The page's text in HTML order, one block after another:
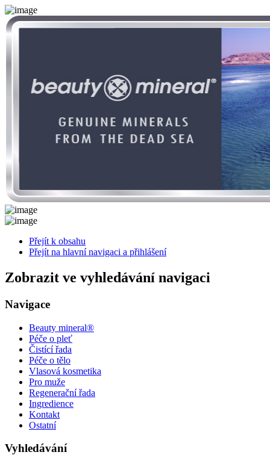
Přejít k obsahu
Přejít na hlavní navigaci a přihlášení
Zobrazit ve vyhledávání navigaci
Navigace
Beauty mineral®
Péče o pleť
Čistící řada
Péče o tělo
Vlasová kosmetika
Pro muže
Regenerační řada
Ingredience
Kontakt
Ostatní
Vyhledávání